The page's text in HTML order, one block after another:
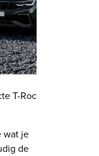
T-Roc
wat je
de